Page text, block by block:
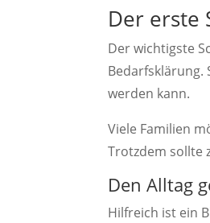
Der erste
Der wichtigste
Bedarfsklärung.
werden kann.
Viele Familien
Trotzdem sollte
Den Alltag
Hilfreich ist ein